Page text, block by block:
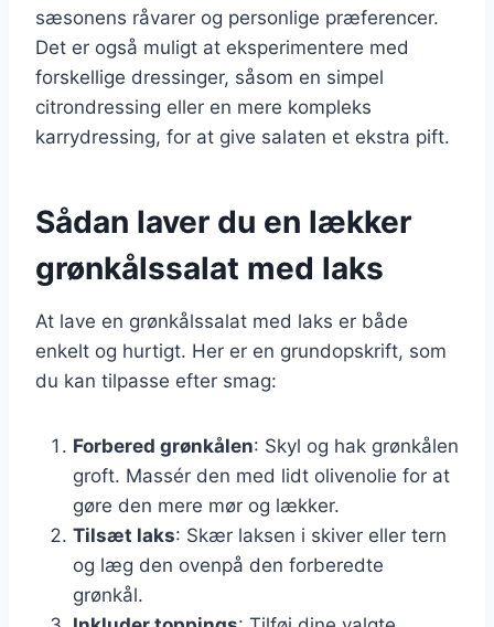
sæsonens råvarer og personlige præferencer.
Det er også muligt at eksperimentere med
forskellige dressinger, såsom en simpel
citrondressing eller en mere kompleks
karrydressing, for at give salaten et ekstra pift.
Sådan laver du en lækker
grønkålssalat med laks
At lave en grønkålssalat med laks er både
enkelt og hurtigt. Her er en grundopskrift, som
du kan tilpasse efter smag:
Forbered grønkålen: Skyl og hak grønkålen
groft. Massér den med lidt olivenolie for at
gøre den mere mør og lækker.
Tilsæt laks: Skær laksen i skiver eller tern
og læg den ovenpå den forberedte
grønkål.